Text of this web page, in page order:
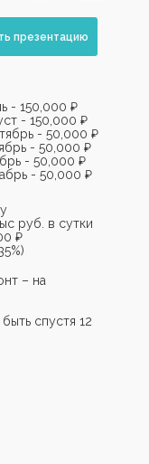
руб. в сутки
₽
– на
спустя 12
- 150,000 ₽
- 150,000 ₽
- 50,000 ₽
- 50,000 ₽
- 50,000 ₽
- 50,000 ₽
презентацию